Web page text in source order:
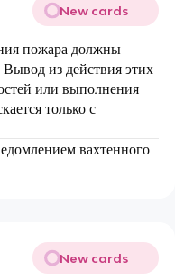
New cards
пожара должны
из действия этих
или выполнения
только с
вахтенного
New cards